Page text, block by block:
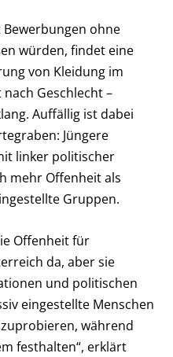
ohne
würden, findet eine
von Kleidung im
Geschlecht –
Auffällig ist dabei
Jüngere
linker politischer
mehr Offenheit als
Gruppen.
Offenheit für
da, aber sie
und politischen
eingestellte Menschen
während
festhalten“, erklärt